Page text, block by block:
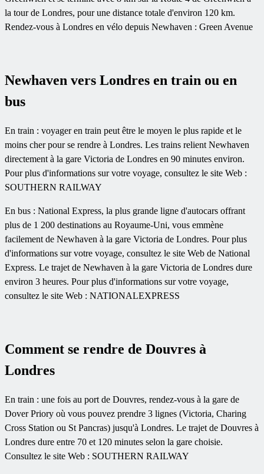
la tour de Londres, pour une distance totale d'environ 120 km.
Rendez-vous à Londres en vélo depuis Newhaven : Green Avenue
Newhaven vers Londres en train ou en
bus
En train : voyager en train peut être le moyen le plus rapide et le
moins cher pour se rendre à Londres. Les trains relient Newhaven
directement à la gare Victoria de Londres en 90 minutes environ.
Pour plus d'informations sur votre voyage, consultez le site Web :
SOUTHERN RAILWAY
En bus : National Express, la plus grande ligne d'autocars offrant
plus de 1 200 destinations au Royaume-Uni, vous emmène
facilement de Newhaven à la gare Victoria de Londres. Pour plus
d'informations sur votre voyage, consultez le site Web de National
Express. Le trajet de Newhaven à la gare Victoria de Londres dure
environ 3 heures. Pour plus d'informations sur votre voyage,
consultez le site Web : NATIONALEXPRESS
Comment se rendre de Douvres à
Londres
En train : une fois au port de Douvres, rendez-vous à la gare de
Dover Priory où vous pouvez prendre 3 lignes (Victoria, Charing
Cross Station ou St Pancras) jusqu'à Londres. Le trajet de Douvres à
Londres dure entre 70 et 120 minutes selon la gare choisie.
Consultez le site Web : SOUTHERN RAILWAY